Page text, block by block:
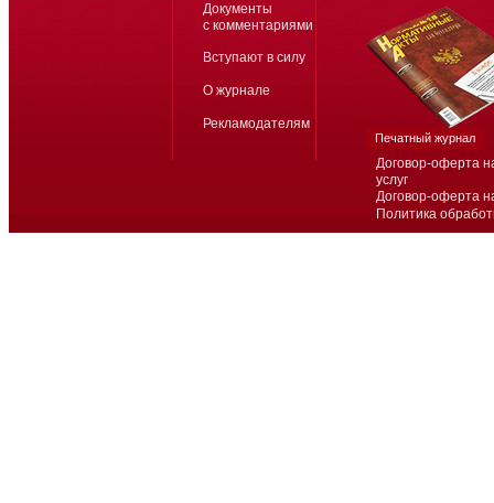
Договор-оферта
услуг
Договор-оферта
Политика
Документы
с комментариями
Вступают в силу
О журнале
Рекламодателям
Печатный журнал